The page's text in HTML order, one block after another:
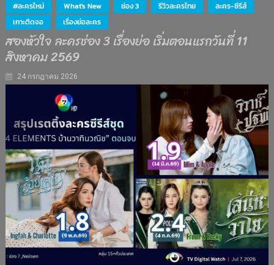
#ละครใหม่ What's New ช่อง 3 รีวิวละครไทย
ละคร-ซีรีส์
เกาะติดจอ
เรื่องย่อละคร
สองหัวใจ ละครช่อง 3 เรื่องย่อ เริ่มตอนแรกวันที่ 11
สิงหาคม 2569
24 กรกฎาคม 2026